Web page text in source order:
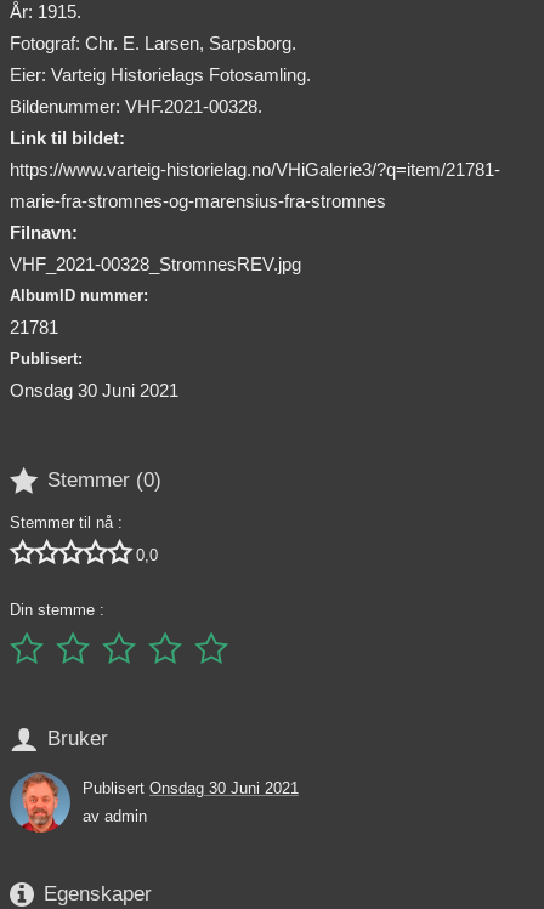
År: 1915.
Fotograf: Chr. E. Larsen, Sarpsborg.
Eier: Varteig Historielags Fotosamling.
Bildenummer: VHF.2021-00328.
Link til bildet:
https://www.varteig-historielag.no/VHiGalerie3/?q=item/21781-
marie-fra-stromnes-og-marensius-fra-stromnes
Filnavn:
VHF_2021-00328_StromnesREV.jpg
AlbumID nummer:
21781
Publisert:
Onsdag 30 Juni 2021
 Stemmer (0)
Stemmer til nå :
 0,0
Din stemme :
    
 Bruker
Publisert Onsdag 30 Juni 2021
av admin
 Egenskaper